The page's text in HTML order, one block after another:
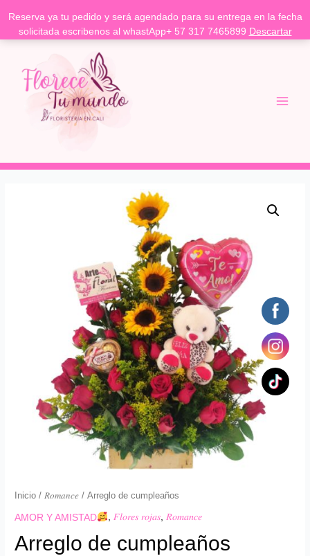
Reserva ya tu pedido y será agendado para su entrega en la fecha
solicitada escribenos al whastApp+ 57 317 7465899 Descartar
contenido
Inicio / 𝑅𝑜𝑚𝑎𝑛𝑐𝑒 / Arreglo de cumpleaños
AMOR Y AMISTAD , 𝐹𝑙𝑜𝑟𝑒𝑠 𝑟𝑜𝑗𝑎𝑠, 𝑅𝑜𝑚𝑎𝑛𝑐𝑒
Arreglo de cumpleaños